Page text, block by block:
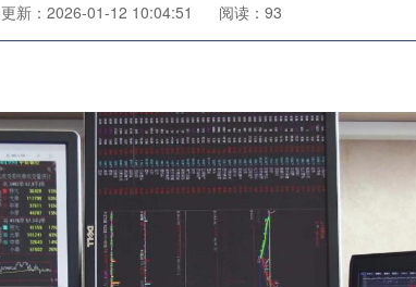
更新：2026-01-12 10:04:51 阅读：93